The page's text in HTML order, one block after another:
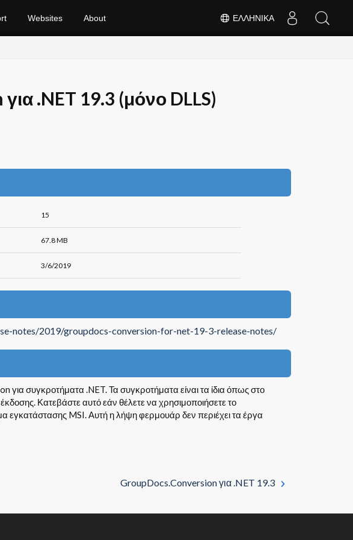
ΕΛΛΗΝΙΚΆ
Websites About
.NET 19.3 (μόνο DLLS)
15
67.8 MB
3/6/2019
notes/2019/groupdocs-conversion-for-net-19-3-release-notes/
για συγκροτήματα .NET. Τα συγκροτήματα είναι τα ίδια όπως στο
Κατεβάστε αυτό εάν θέλετε να χρησιμοποιήσετε το
MSI. Αυτή η λήψη φερμουάρ δεν περιέχει τα έργα
GroupDocs.Conversion για .NET 19.3